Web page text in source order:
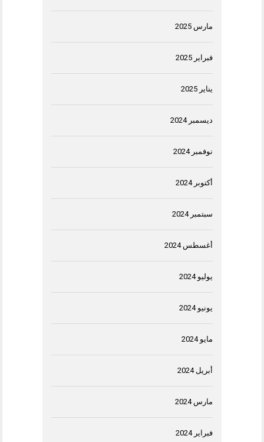
مارس 2025
فبراير 2025
يناير 2025
ديسمبر 2024
نوفمبر 2024
أكتوبر 2024
سبتمبر 2024
أغسطس 2024
يوليو 2024
يونيو 2024
مايو 2024
أبريل 2024
مارس 2024
فبراير 2024